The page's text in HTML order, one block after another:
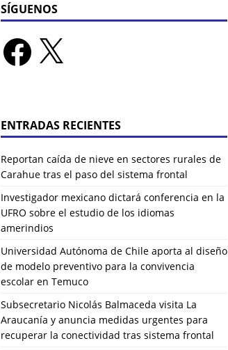
SÍGUENOS
ENTRADAS RECIENTES
Reportan caída de nieve en sectores rurales de
Carahue tras el paso del sistema frontal
Investigador mexicano dictará conferencia en la
UFRO sobre el estudio de los idiomas
amerindios
Universidad Autónoma de Chile aporta al diseño
de modelo preventivo para la convivencia
escolar en Temuco
Subsecretario Nicolás Balmaceda visita La
Araucanía y anuncia medidas urgentes para
recuperar la conectividad tras sistema frontal